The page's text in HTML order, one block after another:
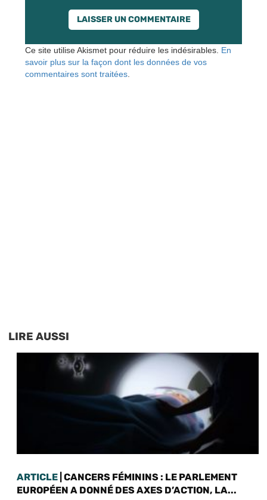
Ce site utilise Akismet pour réduire les indésirables. En
savoir plus sur la façon dont les données de vos
commentaires sont traitées
LIRE AUSSI
ARTICLE | CANCERS FÉMININS : LE PARLEMENT
EUROPÉEN A DONNÉ DES AXES D’ACTION, LA...